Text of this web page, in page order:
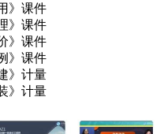
》课件
》课件
》课件
》课件
》计量
》计量